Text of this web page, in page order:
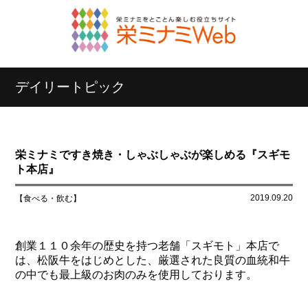
デイリートピック
栄ミナミですき焼き・しゃぶしゃぶが楽しめる『スギモ
ト本店』
【食べる・飲む】 2019.09.20
創業１１０余年の歴史を持つ老舗「スギモト」本店で
は、松阪牛をはじめとした、厳選された良質の血統和牛
の中でも最上級のお肉のみを使用しております。